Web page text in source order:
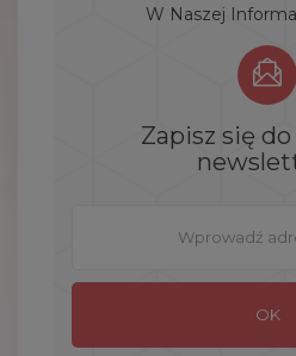
W Naszej
Zapisz się